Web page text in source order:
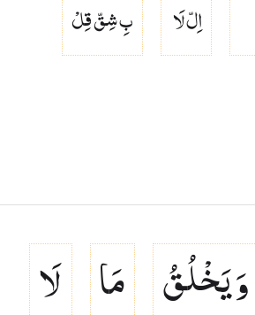
اِلّ لَا بِ شِقّ قِلْ
وَ یَخْلُقُ مَا لَا